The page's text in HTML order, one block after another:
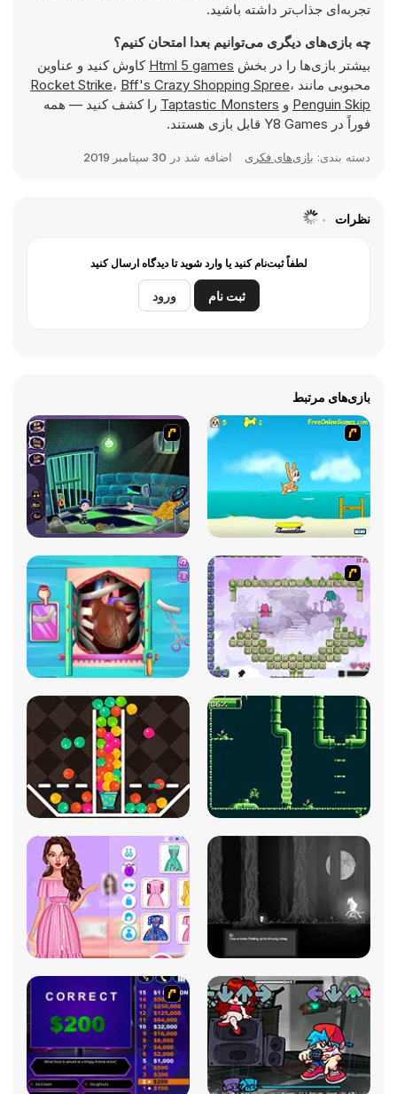
تجربه‌ای جذاب‌تر داشته باشید.
چه بازی‌های دیگری می‌توانیم بعدا امتحان کنیم؟
بیشتر بازی‌ها را در بخش Html 5 games کاوش کنید و عناوین
محبوبی مانند
Rocket Strike، Bff's Crazy Shopping Spree،
Penguin Skip و Taptastic Monsters را کشف کنید — همه
فوراً در Y8 Games قابل بازی هستند.
دسته بندی: بازی‌های فکری اضافه شد در 30 سپتامبر 2019
نظرات
لطفاً ثبت‌نام کنید یا وارد شوید تا دیدگاه ارسال کنید
ثبت نام ورود
بازی‌های مرتبط